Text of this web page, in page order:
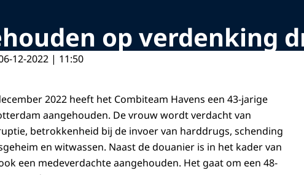
op verdenking
12-2022 | 11:50
2022 heeft het Combiteam Havens een 43-jarige
aangehouden. De vrouw wordt verdacht van
betrokkenheid bij de invoer van harddrugs, schending
en witwassen. Naast de douanier is in het kader van
een medeverdachte aangehouden. Het gaat om een 48-